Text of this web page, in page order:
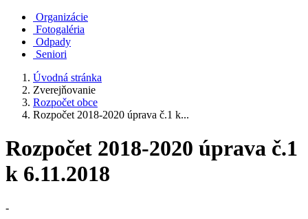
Organizácie
Fotogaléria
Odpady
Seniori
Úvodná stránka
Zverejňovanie
Rozpočet obce
Rozpočet 2018-2020 úprava č.1 k...
Rozpočet 2018-2020 úprava č.1
k 6.11.2018
-